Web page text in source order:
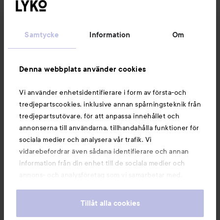
Samtycke Information Om
Denna webbplats använder cookies
Vi använder enhetsidentifierare i form av första-och
tredjepartscookies, inklusive annan spårningsteknik från
tredjepartsutövare, för att anpassa innehållet och
annonserna till användarna, tillhandahålla funktioner för
sociala medier och analysera vår trafik. Vi
vidarebefordrar även sådana identifierare och annan
information från din enhet till de sociala medier och
annons- och analysföretag som vi samarbetar med.
information som du har tillhandahållit eller som de har
Tillåt alla cookies
Du kanske också gillar